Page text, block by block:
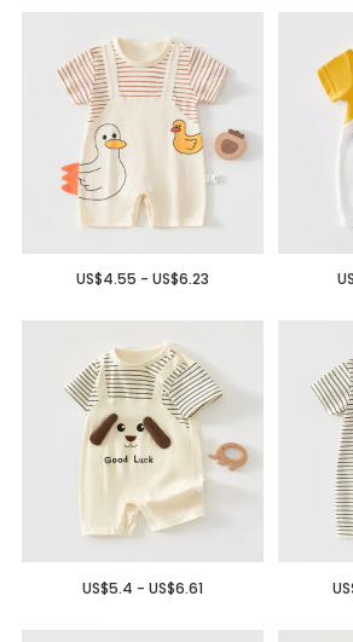
US$4.55 - US$6.23
US$5.4 - US$6.61